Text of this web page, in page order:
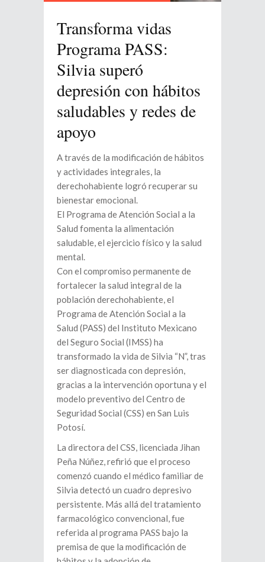
Transforma vidas
Programa PASS:
Silvia superó
depresión con hábitos
saludables y redes de
apoyo
A través de la modificación de hábitos
y actividades integrales, la
derechohabiente logró recuperar su
bienestar emocional.
El Programa de Atención Social a la
Salud fomenta la alimentación
saludable, el ejercicio físico y la salud
mental.
Con el compromiso permanente de
fortalecer la salud integral de la
población derechohabiente, el
Programa de Atención Social a la
Salud (PASS) del Instituto Mexicano
del Seguro Social (IMSS) ha
transformado la vida de Silvia “N”, tras
ser diagnosticada con depresión,
gracias a la intervención oportuna y el
modelo preventivo del Centro de
Seguridad Social (CSS) en San Luis
Potosí.
La directora del CSS, licenciada Jihan
Peña Núñez, refirió que el proceso
comenzó cuando el médico familiar de
Silvia detectó un cuadro depresivo
persistente. Más allá del tratamiento
farmacológico convencional, fue
referida al programa PASS bajo la
premisa de que la modificación de